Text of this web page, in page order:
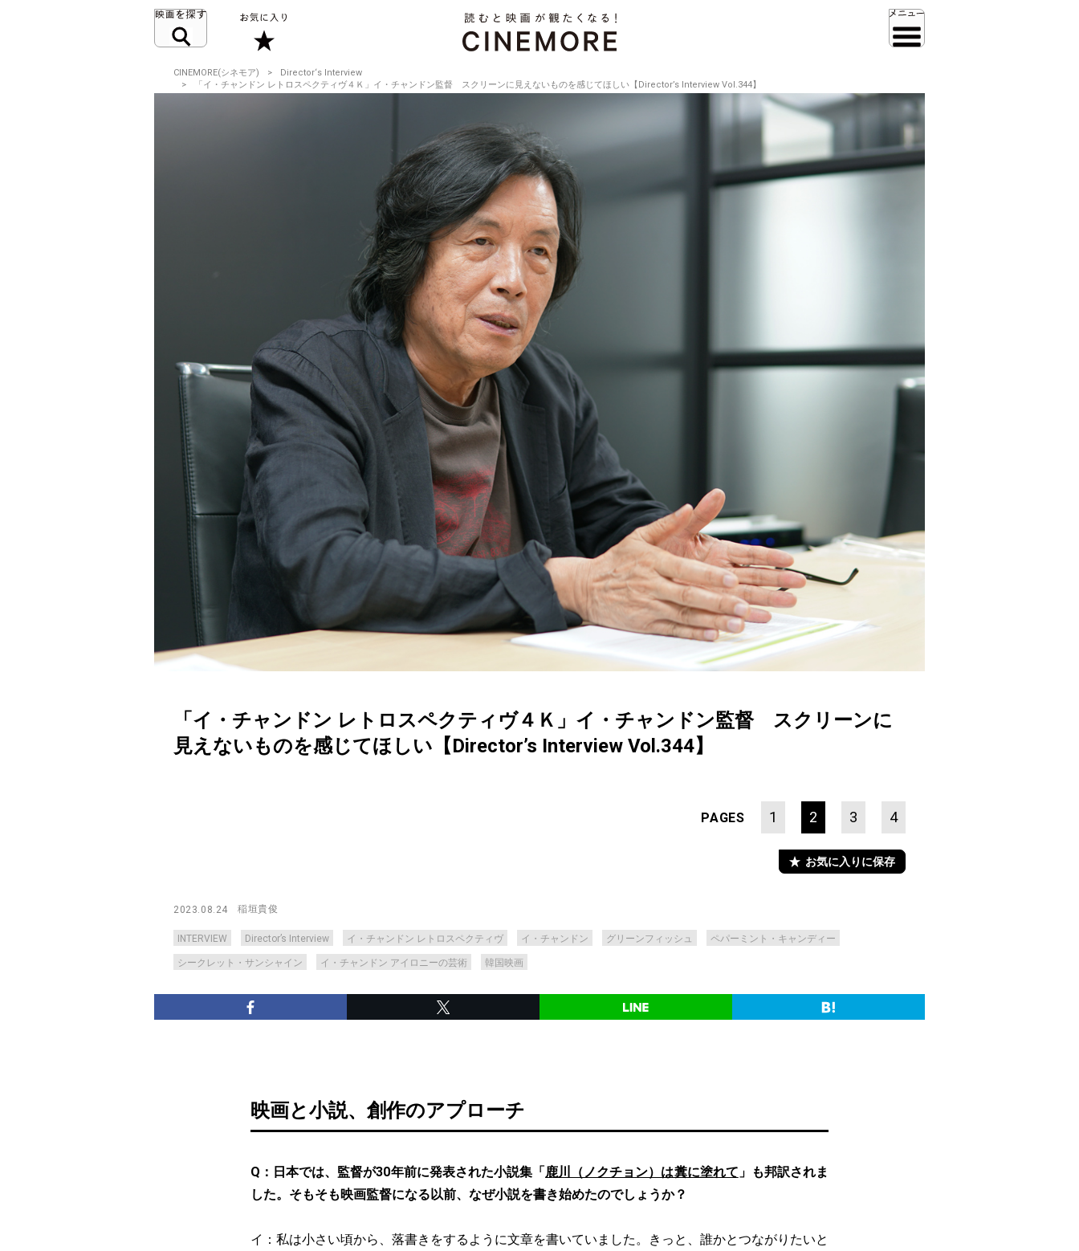
CINEMORE(シネモア)
Director‘s Interview
「イ・チャンドン レトロスペクティヴ４Ｋ」イ・チャンドン監督 スクリーンに見えないものを感じてほしい【Director’s Interview Vol.344】
「イ・チャンドン レトロスペクティヴ４Ｋ」イ・チャンドン監督 スクリーンに
見えないものを感じてほしい【Director’s Interview Vol.344】
PAGES 1 2 3 4
お気に入りに保存
2023.08.24 稲垣貴俊
INTERVIEW Director’s Interview イ・チャンドン レトロスペクティヴ イ・チャンドン グリーンフィッシュ ペパーミント・キャンディー
シークレット・サンシャイン イ・チャンドン アイロニーの芸術 韓国映画
映画と小説、創作のアプローチ
Q：日本では、監督が30年前に発表された小説集「鹿川（ノクチョン）は糞に塗れて 」も邦訳されま
した。そもそも映画監督になる以前、なぜ小説を書き始めたのでしょうか？
イ：私は小さい頃から、落書きをするように文章を書いていました。きっと、誰かとつながりたいと